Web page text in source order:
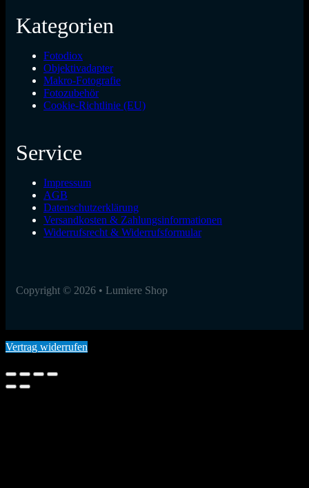
Kategorien
Fotodiox
Objektivadapter
Makro-Fotografie
Fotozubehör
Cookie-Richtlinie (EU)
Service
Impressum
AGB
Datenschutzerklärung
Versandkosten & Zahlungsinformationen
Widerrufsrecht & Widerrufsformular
Copyright © 2026 • Lumiere Shop
Vertrag widerrufen